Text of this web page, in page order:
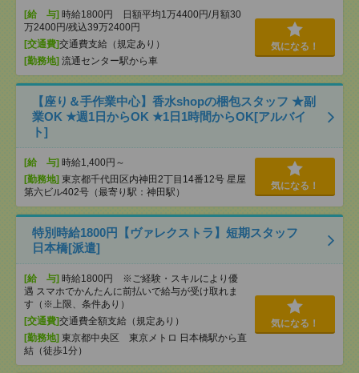
[給 与] 時給1800円 日額平均1万4400円/月額30
万2400円/残込39万2400円
[交通費]交通費支給（規定あり）
[勤務地] 流通センター駅から車
気になる！
【座り＆手作業中心】香水shopの梱包スタッフ ★副
業OK ★週1日からOK ★1日1時間からOK[アルバイ
ト]
[給 与] 時給1,400円～
[勤務地] 東京都千代田区内神田2丁目14番12号 星屋
第六ビル402号（最寄り駅：神田駅）
気になる！
特別時給1800円【ヴァレクストラ】短期スタッフ
日本橋[派遣]
[給 与] 時給1800円 ※ご経験・スキルにより優
遇 スマホでかんたんに前払いで給与が受け取れま
す（※上限、条件あり）
[交通費]交通費全額支給（規定あり）
[勤務地] 東京都中央区 東京メトロ 日本橋駅から直
結（徒歩1分）
気になる！